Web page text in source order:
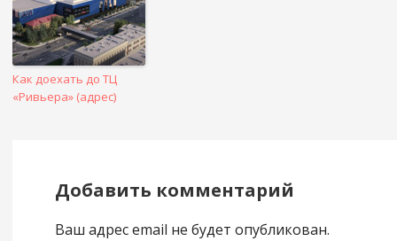
Как доехать до ТЦ
«Ривьера» (адрес)
Добавить комментарий
Ваш адрес email не будет опубликован.